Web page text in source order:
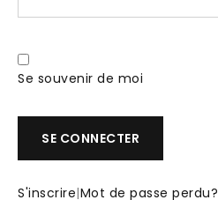
Se souvenir de moi
S'inscrire|Mot de passe perdu?